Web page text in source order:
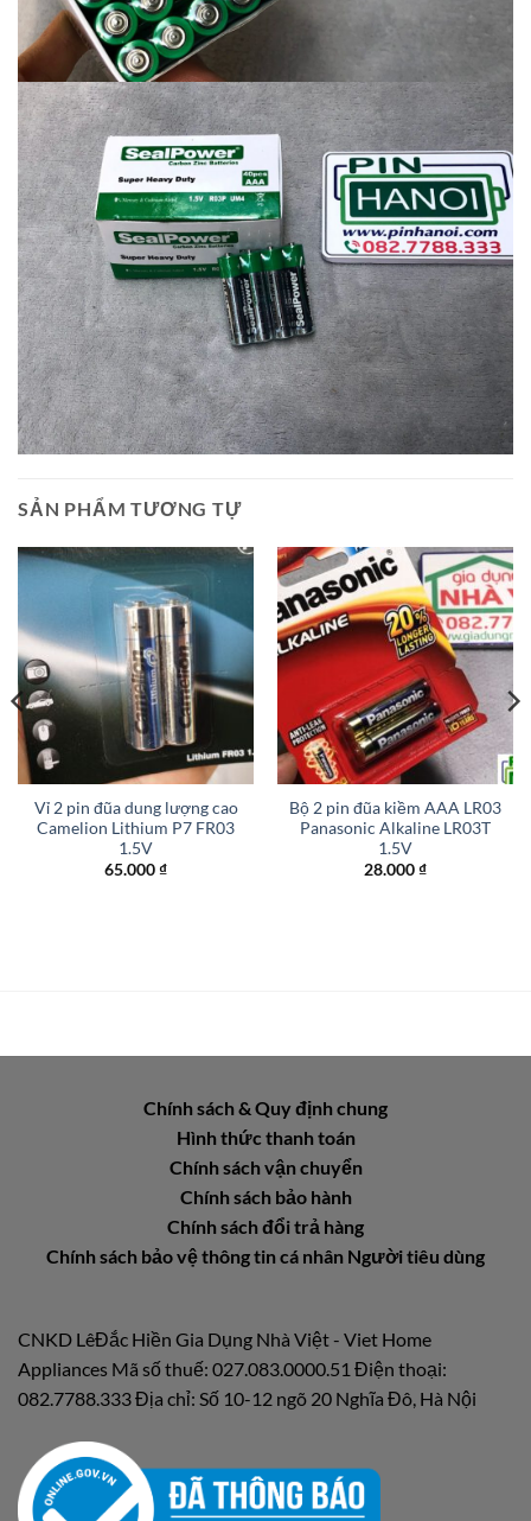
SẢN PHẨM TƯƠNG TỰ
Vỉ 2 pin đũa dung lượng cao
Camelion Lithium P7 FR03
1.5V
65.000₫
Bộ 2 pin đũa kiềm AAA LR03
Panasonic Alkaline LR03T
1.5V
28.000₫
Chính sách & Quy định chung
Hình thức thanh toán
Chính sách vận chuyển
Chính sách bảo hành
Chính sách đổi trả hàng
Chính sách bảo vệ thông tin cá nhân Người tiêu dùng
CNKD LêĐắc Hiền Gia Dụng Nhà Việt - Viet Home
Appliances Mã số thuế: 027.083.0000.51 Điện thoại:
082.7788.333 Địa chỉ: Số 10-12 ngõ 20 Nghĩa Đô, Hà Nội